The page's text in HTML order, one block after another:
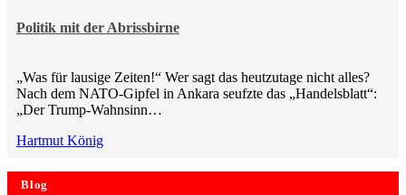
Politik mit der Abrissbirne
„Was für lausige Zeiten!“ Wer sagt das heutzutage nicht alles?
Nach dem NATO-Gipfel in Ankara seufzte das „Handelsblatt“:
„Der Trump-Wahnsinn…
Hartmut König
Blog